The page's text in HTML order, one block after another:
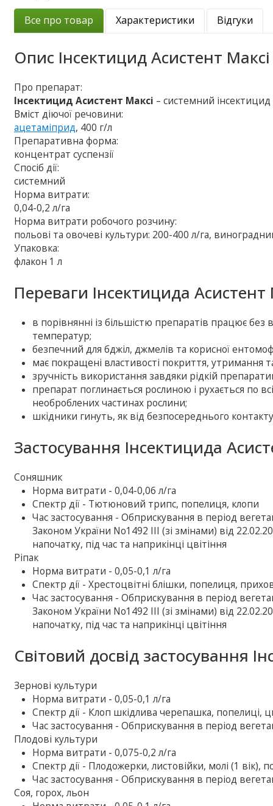
Все про товар Характеристики Відгуки
Опис Інсектицид Асистент Максі
Про препарат:
Інсектицид Асистент Максі – системний
Вміст діючої речовини:
ацетаміприд, 400 г/л
Препаративна форма:
концентрат суспензії
Спосіб дії:
системний
Норма витрати:
0,04-0,2 л/га
Норма витрати робочого розчину:
польові та овочеві культури: 200-400 л/га,
Упаковка:
флакон 1 л
Переваги Інсектицида Асистент
в порівнянні із більшістю препаратів працює
температур;
безпечний для бджіл, джмелів та корисної
має покращені властивості покриття, утримання
зручність використання завдяки рідкій
препарат поглинається рослиною і рухається по
необроблених частинах рослини;
шкідники гинуть, як від безпосереднього
Застосування Інсектицида
Соняшник
Норма витрати - 0,04-0,06 л/га
Спектр дії - Тютюновий трипс, попелиця, клопи
Час застосування - Обприскування в період
Законом України No1492 III (зі змінами) від
напочатку, під час та наприкінці цвітіння
Ріпак
Норма витрати - 0,05-0,1 л/га
Спектр дії - Хрестоцвітні блішки, попелиця,
Час застосування - Обприскування в період
Законом України No1492 III (зі змінами) від
напочатку, під час та наприкінці цвітіння
Світовий досвід застосування
Зернові культури
Норма витрати - 0,05-0,1 л/га
Спектр дії - Клоп шкідлива черепашка, попелиці,
Час застосування - Обприскування в період
Плодові культури
Норма витрати - 0,075-0,2 л/га
Спектр дії - Плодожерки, листовійки, молі (1 вік),
Час застосування - Обприскування в період
Соя, горох, льон